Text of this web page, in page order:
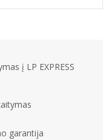
į LP EXPRESS
garantija